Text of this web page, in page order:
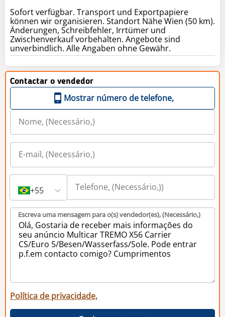
Sofort verfügbar. Transport und Exportpapiere
können wir organisieren. Standort Nähe Wien (50 km).
Änderungen, Schreibfehler, Irrtümer und
Zwischenverkauf vorbehalten. Angebote sind
unverbindlich. Alle Angaben ohne Gewähr.
Contactar o vendedor
Mostrar número de telefone,
+55
Escreva uma mensagem para o(s) vendedor(es), (Necessário,)
Política de privacidade,